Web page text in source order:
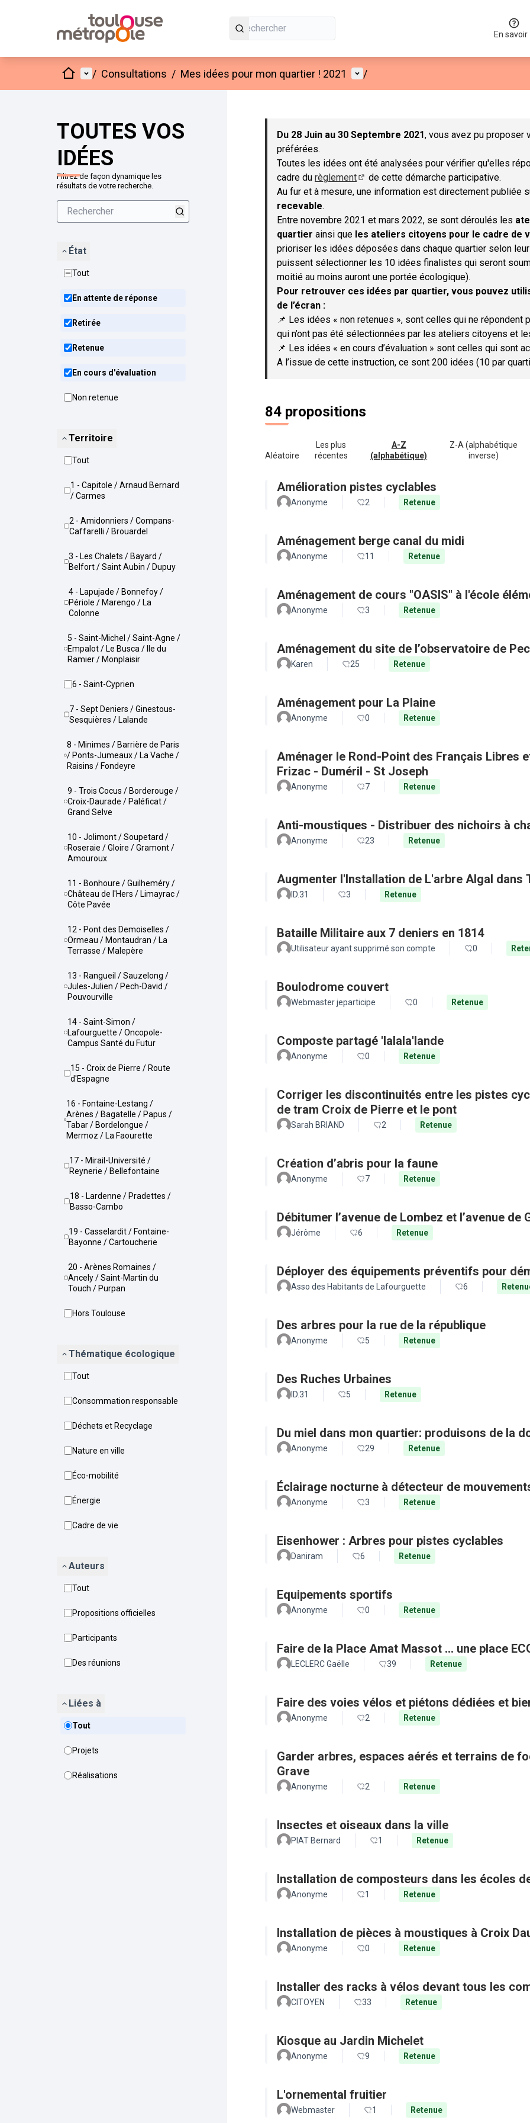
En savoir
AccueilMenu principal
/ Consultations / Mes idées pour mon quartier ! 2021 Menu utilisateur
/
TOUTES VOS
IDÉES
Filtrez de façon dynamique les
résultats de votre recherche.
État
Tout
En attente de réponse
Retirée
Retenue
En cours d'évaluation
Non retenue
Territoire
Tout
1 - Capitole / Arnaud Bernard
/ Carmes
2 - Amidonniers / Compans-
Caffarelli / Brouardel
3 - Les Chalets / Bayard /
Belfort / Saint Aubin / Dupuy
4 - Lapujade / Bonnefoy /
Périole / Marengo / La
Colonne
5 - Saint-Michel / Saint-Agne /
Empalot / Le Busca / Ile du
Ramier / Monplaisir
6 - Saint-Cyprien
7 - Sept Deniers / Ginestous-
Sesquières / Lalande
8 - Minimes / Barrière de Paris
/ Ponts-Jumeaux / La Vache /
Raisins / Fondeyre
9 - Trois Cocus / Borderouge /
Croix-Daurade / Paléficat /
Grand Selve
10 - Jolimont / Soupetard /
Roseraie / Gloire / Gramont /
Amouroux
11 - Bonhoure / Guilheméry /
Château de l'Hers / Limayrac /
Côte Pavée
12 - Pont des Demoiselles /
Ormeau / Montaudran / La
Terrasse / Malepère
13 - Rangueil / Sauzelong /
Jules-Julien / Pech-David /
Pouvourville
14 - Saint-Simon /
Lafourguette / Oncopole-
Campus Santé du Futur
15 - Croix de Pierre / Route
d'Espagne
16 - Fontaine-Lestang /
Arènes / Bagatelle / Papus /
Tabar / Bordelongue /
Mermoz / La Faourette
17 - Mirail-Université /
Reynerie / Bellefontaine
18 - Lardenne / Pradettes /
Basso-Cambo
19 - Casselardit / Fontaine-
Bayonne / Cartoucherie
20 - Arènes Romaines /
Ancely / Saint-Martin du
Touch / Purpan
Hors Toulouse
Thématique écologique
Tout
Consommation responsable
Déchets et Recyclage
Nature en ville
Éco-mobilité
Énergie
Cadre de vie
Auteurs
Tout
Propositions officielles
Participants
Des réunions
Liées à
Tout
Projets
Réalisations
Passer la carte
Du 28 Juin au 30 Septembre 2021, vous avez pu proposer
préférées.
Toutes les idées ont été analysées pour vérifier qu'elles
cadre du règlement
(S'ouvre dans un nouvel onglet)
de cette démarche participative.
Au fur et à mesure, une information est directement publiée
recevable.
Entre novembre 2021 et mars 2022, se sont déroulés les
quartier ainsi que les ateliers citoyens pour le cadre de
prioriser les idées déposées dans chaque quartier selon
puissent sélectionner les 10 idées finalistes qui seront
moitié au moins auront une portée écologique).
Pour retrouver ces idées par quartier, vous pouvez
de l’écran :
📌 Les idées « non retenues », sont celles qui ne
qui n’ont pas été sélectionnées par les ateliers citoyens et
📌 Les idées « en cours d’évaluation » sont celles qui sont
A l’issue de cette instruction, ce sont 200 idées (10 par
84 propositions
Aléatoire
Les plus
récentes
A-Z
(alphabétique)
Z-A (alphabétique
inverse)
Amélioration pistes cyclables
Anonyme 2 Retenue
Aménagement berge canal du midi
Anonyme 11 Retenue
Aménagement de cours "OASIS" à l'école
Anonyme 3 Retenue
Aménagement du site de l’observatoire de
Karen 25 Retenue
Aménagement pour La Plaine
Anonyme 0 Retenue
Aménager le Rond-Point des Français Libres
Frizac - Duméril - St Joseph
Anonyme 7 Retenue
Anti-moustiques - Distribuer des nichoirs à
Anonyme 23 Retenue
Augmenter l'Installation de L'arbre Algal dans
ID.31 3 Retenue
Bataille Militaire aux 7 deniers en 1814
Utilisateur ayant supprimé son compte 0
Boulodrome couvert
Webmaster jeparticipe 0 Retenue
Composte partagé 'lalala'lande
Anonyme 0 Retenue
Corriger les discontinuités entre les pistes
de tram Croix de Pierre et le pont
Sarah BRIAND 2 Retenue
Création d’abris pour la faune
Anonyme 7 Retenue
Débitumer l’avenue de Lombez et l’avenue de
Jérôme 6 Retenue
Déployer des équipements préventifs pour
Asso des Habitants de Lafourguette 6
Des arbres pour la rue de la république
Anonyme 5 Retenue
Des Ruches Urbaines
ID.31 5 Retenue
Du miel dans mon quartier: produisons de la
Anonyme 29 Retenue
Éclairage nocturne à détecteur de
Anonyme 3 Retenue
Eisenhower : Arbres pour pistes cyclables
Daniram 6 Retenue
Equipements sportifs
Anonyme 0 Retenue
Faire de la Place Amat Massot ... une place
LECLERC Gaëlle 39 Retenue
Faire des voies vélos et piétons dédiées et
Anonyme 2 Retenue
Garder arbres, espaces aérés et terrains de
Grave
Anonyme 2 Retenue
Insectes et oiseaux dans la ville
PIAT Bernard 1 Retenue
Installation de composteurs dans les écoles
Anonyme 1 Retenue
Installation de pièces à moustiques à Croix
Anonyme 0 Retenue
Installer des racks à vélos devant tous les
CITOYEN 33 Retenue
Kiosque au Jardin Michelet
Anonyme 9 Retenue
L'ornemental fruitier
Webmaster 1 Retenue